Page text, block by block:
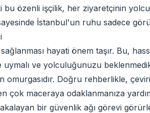
özenli işçilik, her ziyaretçinin
İstanbul'un ruhu sadece
hayati önem taşır. Bu,
ve yolculuğunuzu
Doğru rehberlikle,
maceraya odaklanmanıza
bir güvenlik ağı görevi